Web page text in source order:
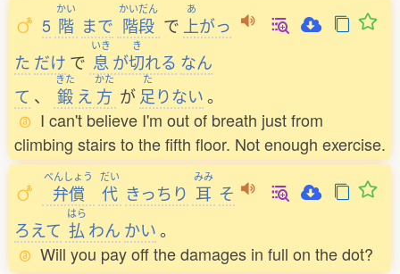
5
かい
階 まで
かいだん
階段 で
あ
上がっ
た だけ で
いき
息が
き
切れる なん
て 、
きた
鍛 え
かた
方 が
た
足りない。
I can't believe I'm out of breath just from
climbing stairs to the fifth floor. Not enough exercise.
べんしょう
弁償
だい
代 きっちり
みみ
耳 そ
ろえて
はら
払 わん かい。
Will you pay off the damages in full on the dot?